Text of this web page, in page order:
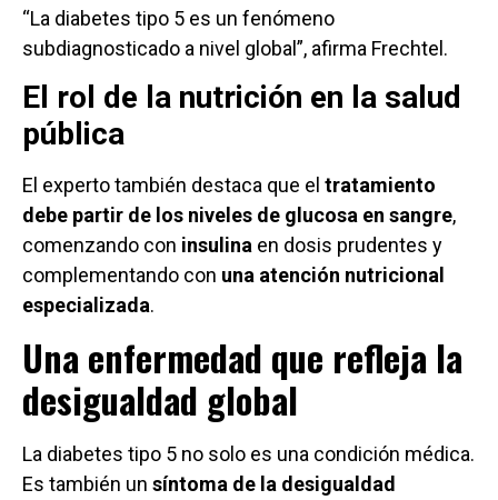
“La diabetes tipo 5 es un fenómeno
subdiagnosticado a nivel global”, afirma Frechtel.
El rol de la nutrición en la salud
pública
El experto también destaca que el tratamiento
debe partir de los niveles de glucosa en sangre,
comenzando con insulina en dosis prudentes y
complementando con una atención nutricional
especializada.
Una enfermedad que refleja la
desigualdad global
La diabetes tipo 5 no solo es una condición médica.
Es también un síntoma de la desigualdad